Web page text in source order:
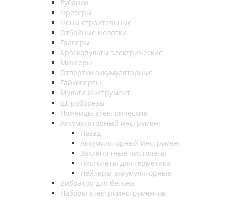
Рубанки
Фрезеры
Фены строительные
Отбойные молотки
Граверы
Краскопульты электрические
Миксеры
Отвертки аккумуляторные
Гайковерты
Мульти Инструмент
Штроборезы
Ножницы электрические
Аккумуляторный инструмент
Назад
Аккумуляторный инструмент
Заклепочные пистолеты
Пистолеты для герметика
Нейлеры аккумуляторные
Вибратор для бетона
Наборы электроинструментов